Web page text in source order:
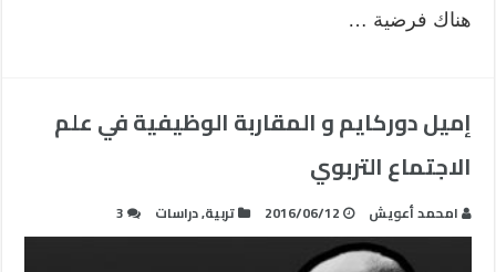
هناك فرضية …
إميل دوركايم و المقاربة الوظيفية في علم
الاجتماع التربوي
امحمد أعويش 2016/06/12 تربية,دراسات 3